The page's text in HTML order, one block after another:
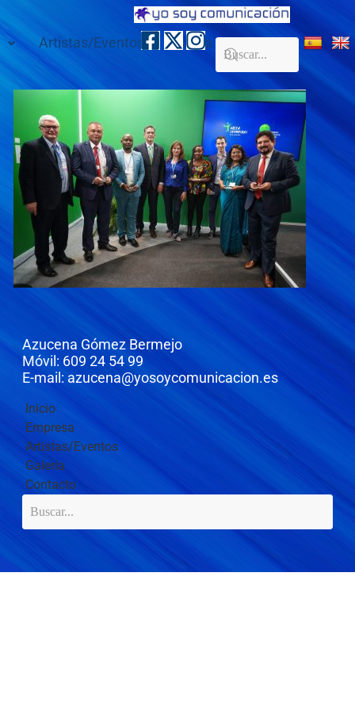
Artistas/Eventos Galería Contacto
Azucena Gómez Bermejo
Móvil: 609 24 54 99
E-mail: azucena@yosoycomunicacion.es
Inicio
Empresa
Artistas/Eventos
Galería
Contacto